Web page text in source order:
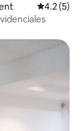
4.2 (5)